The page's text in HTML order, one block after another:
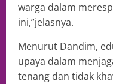
warga dalam
ini,”jelasnya.
Menurut Dandim,
upaya dalam
tenang dan tidak